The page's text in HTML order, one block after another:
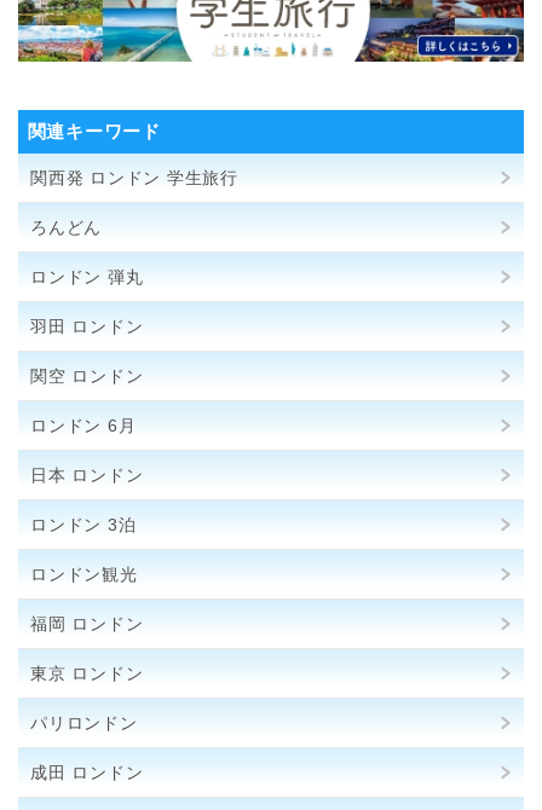
関連キーワード
関西発 ロンドン 学生旅行
ろんどん
ロンドン 弾丸
羽田 ロンドン
関空 ロンドン
ロンドン 6月
日本 ロンドン
ロンドン 3泊
ロンドン観光
福岡 ロンドン
東京 ロンドン
パリロンドン
成田 ロンドン